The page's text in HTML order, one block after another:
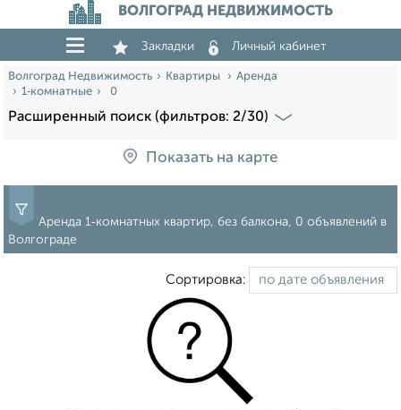
ВОЛГОГРАД НЕДВИЖИМОСТЬ
Закладки Личный кабинет
Волгоград Недвижимость Квартиры
Аренда
1‑комнатные
0
Расширенный поиск (фильтров: 2/30)
Показать на карте
Аренда 1‑комнатных квартир, без балкона, 0 объявлений в
Волгограде
Сортировка: